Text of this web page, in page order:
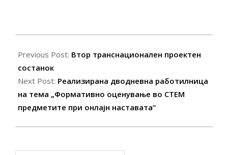
05-
13
Previous Post: Втор транснационален проектен
состанок
Next Post: Реализирана дводневна работилница
на тема „Формативно оценување во СТЕМ
предметите при онлајн наставата“